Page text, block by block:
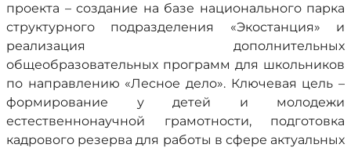
проекта – создание на базе национального парка
структурного подразделения «Экостанция» и
реализация дополнительных
общеобразовательных программ для школьников
по направлению «Лесное дело». Ключевая цель –
формирование у детей и молодежи
естественнонаучной грамотности, подготовка
кадрового резерва для работы в сфере актуальных